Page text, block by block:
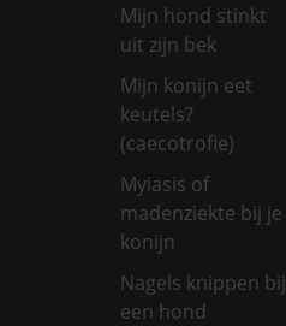
Mijn hond stinkt
uit zijn bek
Mijn konijn eet
keutels?
(caecotrofie)
Myiasis of
madenziekte bij je
konijn
Nagels knippen bij
een hond